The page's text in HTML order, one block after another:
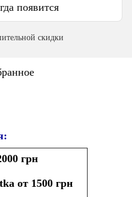
появится
скидки
грн
от 1500 грн